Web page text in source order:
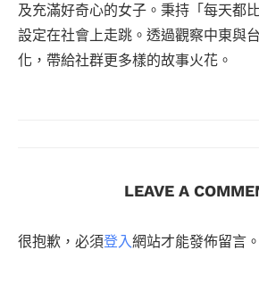
及充滿好奇心的女子。秉持「每天都
設定在社會上走跳。透過觀察中東與
化，帶給社群更多樣的故事火花。
LEAVE A
很抱歉，必須登入網站才能發佈留言。